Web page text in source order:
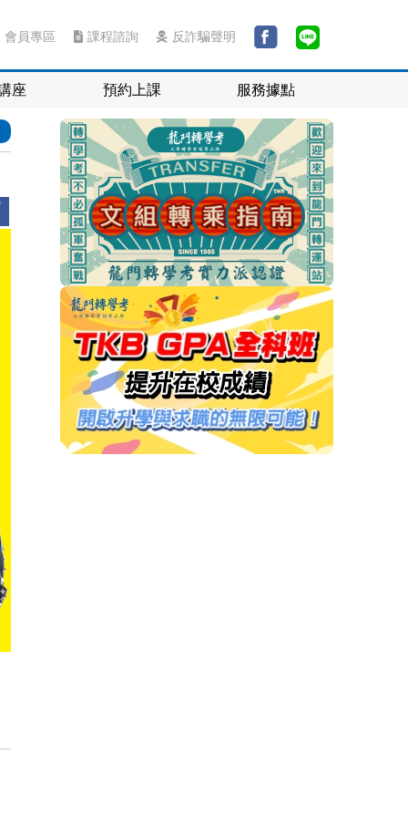
會員專區 課程諮詢 反詐騙聲明
座 預約上課 服務據點